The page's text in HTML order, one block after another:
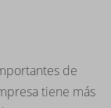
de
tiene más